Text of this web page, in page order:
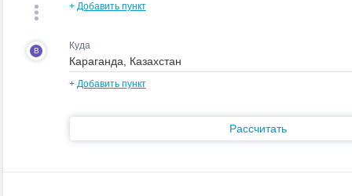
+ Добавить пункт
B Куда
+ Добавить пункт
Рассчитать